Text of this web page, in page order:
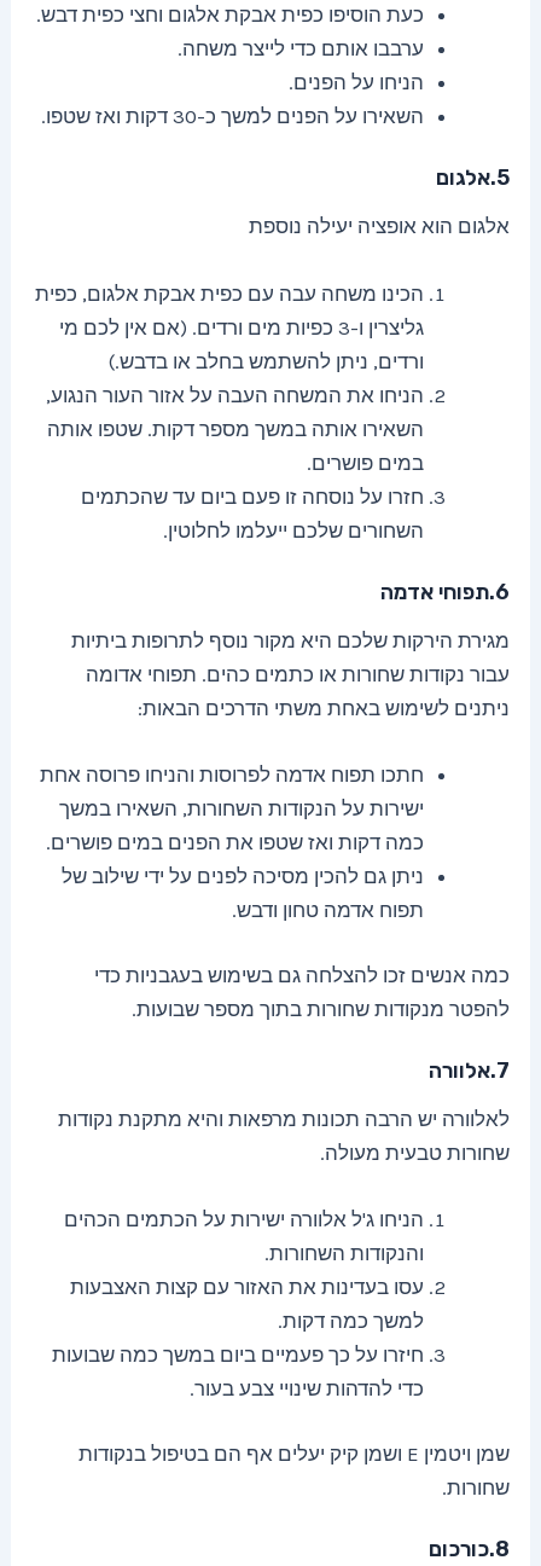
כעת הוסיפו כפית אבקת אלגום וחצי כפית דבש.
ערבבו אותם כדי לייצר משחה.
הניחו על הפנים.
השאירו על הפנים למשך כ-30 דקות ואז שטפו.
5.אלגום
אלגום הוא אופציה יעילה נוספת
הכינו משחה עבה עם כפית אבקת אלגום, כפית
גליצרין ו-3 כפיות מים ורדים. (אם אין לכם מי
ורדים, ניתן להשתמש בחלב או בדבש.)
הניחו את המשחה העבה על אזור העור הנגוע,
השאירו אותה במשך מספר דקות. שטפו אותה
במים פושרים.
חזרו על נוסחה זו פעם ביום עד שהכתמים
השחורים שלכם ייעלמו לחלוטין.
6.תפוחי אדמה
מגירת הירקות שלכם היא מקור נוסף לתרופות ביתיות
עבור נקודות שחורות או כתמים כהים. תפוחי אדומה
ניתנים לשימוש באחת משתי הדרכים הבאות:
חתכו תפוח אדמה לפרוסות והניחו פרוסה אחת
ישירות על הנקודות השחורות, השאירו במשך
כמה דקות ואז שטפו את הפנים במים פושרים.
ניתן גם להכין מסיכה לפנים על ידי שילוב של
תפוח אדמה טחון ודבש.
כמה אנשים זכו להצלחה גם בשימוש בעגבניות כדי
להפטר מנקודות שחורות בתוך מספר שבועות.
7.אלוורה
לאלוורה יש הרבה תכונות מרפאות והיא מתקנת נקודות
שחורות טבעית מעולה.
הניחו ג'ל אלוורה ישירות על הכתמים הכהים
והנקודות השחורות.
עסו בעדינות את האזור עם קצות האצבעות
למשך כמה דקות.
חיזרו על כך פעמיים ביום במשך כמה שבועות
כדי להדהות שינויי צבע בעור.
שמן ויטמין E ושמן קיק יעלים אף הם בטיפול בנקודות
שחורות.
8.כורכום